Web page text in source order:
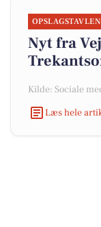
OPSLAGSTAVLEN
Nyt fra
Kilde: Sociale
Læs hele